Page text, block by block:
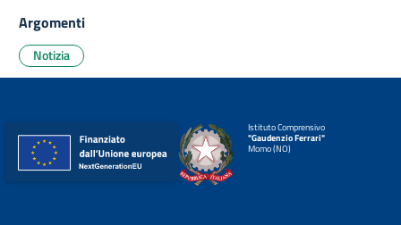
Argomenti
Notizia
Istituto Comprensivo
"Gaudenzio Ferrari"
Momo (NO)